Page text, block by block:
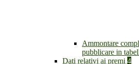
Ammontare
pubblicare in
Dati relativi ai premi 4